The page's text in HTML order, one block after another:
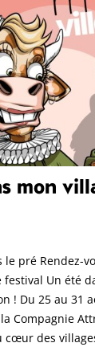
mon
pré Rendez-
Un été
! Du 25 au 31
Compagnie
cœur des